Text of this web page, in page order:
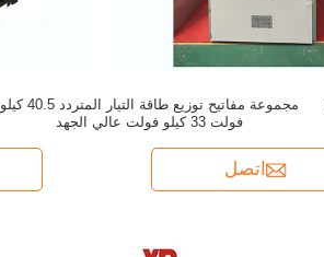
مجموعة مفاتيح توزيع طاقة التيار المتردد 40.5 كيلو
فولت 33 كيلو فولت عالي الجهد
اتصل